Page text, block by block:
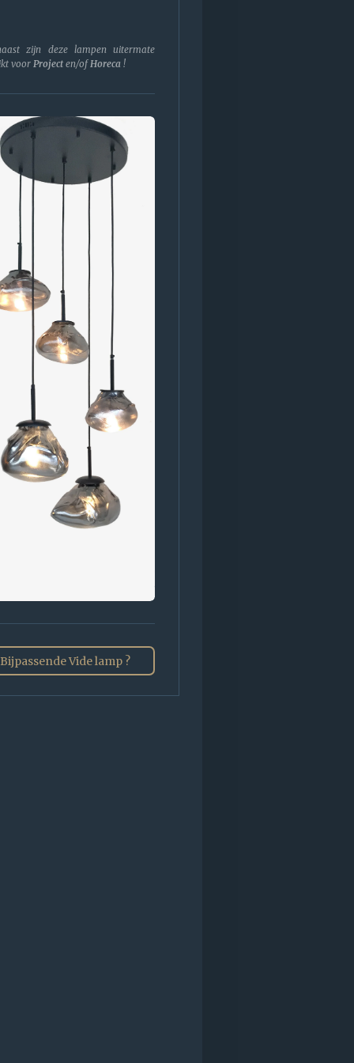
zijn deze lampen uitermate
voor Project en/of Horeca !
Bijpassende Vide lamp ?